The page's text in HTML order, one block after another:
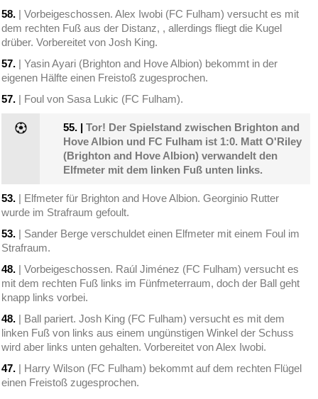
58. | Vorbeigeschossen. Alex Iwobi (FC Fulham) versucht es mit
dem rechten Fuß aus der Distanz, , allerdings fliegt die Kugel
drüber. Vorbereitet von Josh King.
57. | Yasin Ayari (Brighton and Hove Albion) bekommt in der
eigenen Hälfte einen Freistoß zugesprochen.
57. | Foul von Sasa Lukic (FC Fulham).
55. |Tor! Der Spielstand zwischen Brighton and
Hove Albion und FC Fulham ist 1:0. Matt O'Riley
(Brighton and Hove Albion) verwandelt den
Elfmeter mit dem linken Fuß unten links.
53. | Elfmeter für Brighton and Hove Albion. Georginio Rutter
wurde im Strafraum gefoult.
53. | Sander Berge verschuldet einen Elfmeter mit einem Foul im
Strafraum.
48. | Vorbeigeschossen. Raúl Jiménez (FC Fulham) versucht es
mit dem rechten Fuß links im Fünfmeterraum, doch der Ball geht
knapp links vorbei.
48. | Ball pariert. Josh King (FC Fulham) versucht es mit dem
linken Fuß von links aus einem ungünstigen Winkel der Schuss
wird aber links unten gehalten. Vorbereitet von Alex Iwobi.
47. | Harry Wilson (FC Fulham) bekommt auf dem rechten Flügel
einen Freistoß zugesprochen.